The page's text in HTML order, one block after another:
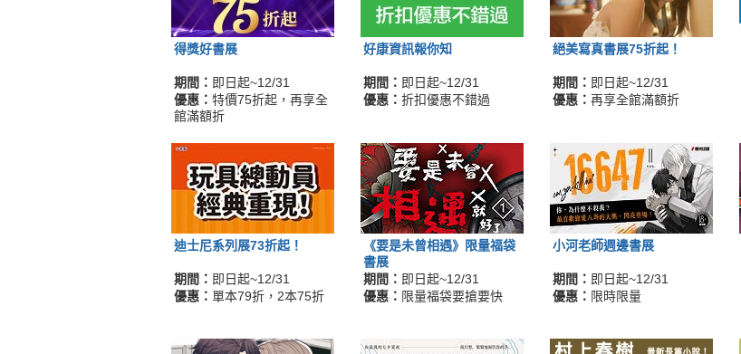
得獎好書展
期間： 即日起~12/31
優惠：特價75折起，再享全
館滿額折
好康資訊報你知
期間： 即日起~12/31
優惠：折扣優惠不錯過
絕美寫真書展75折起！
期間： 即日起~12/31
優惠：再享全館滿額折
迪士尼系列展73折起！
期間： 即日起~12/31
優惠： 單本79折，2本75折
《要是未曾相遇》限量福袋
書展
期間： 即日起~12/31
優惠： 限量福袋要搶要快
小河老師週邊書展
期間： 即日起~12/31
優惠： 限時限量